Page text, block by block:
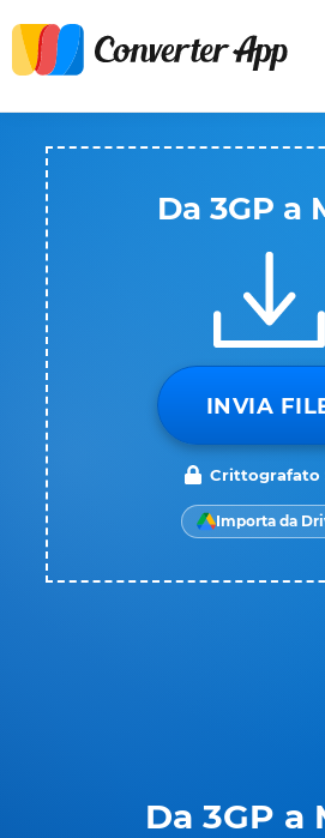
Da 3GP a
Da 3GP a
INVIA
Crittografato
Importa da